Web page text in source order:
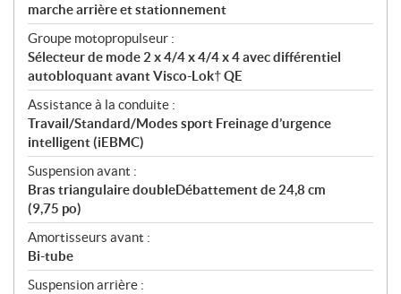
marche arrière et stationnement
Groupe motopropulseur :
Sélecteur de mode 2 x 4/4 x 4/4 x 4 avec différentiel
autobloquant avant Visco-Lok† QE
Assistance à la conduite :
Travail/Standard/Modes sport Freinage d’urgence
intelligent (iEBMC)
Suspension avant :
Bras triangulaire doubleDébattement de 24,8 cm
(9,75 po)
Amortisseurs avant :
Bi-tube
Suspension arrière :